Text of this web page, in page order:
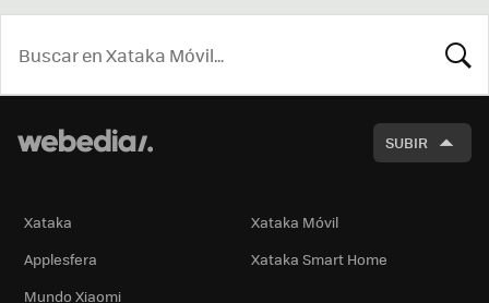
SUBIR
Xataka
Xataka Móvil
Applesfera
Xataka Smart Home
Mundo Xiaomi